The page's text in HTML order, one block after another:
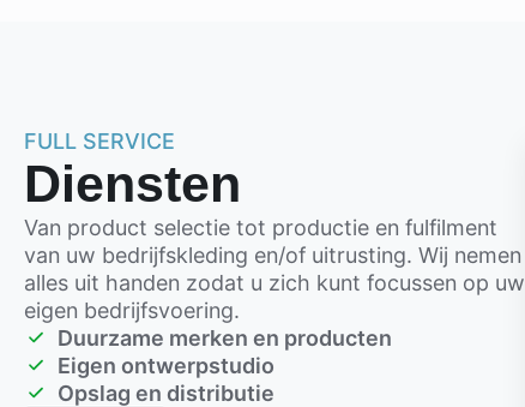
FULL SERVICE
Diensten
Van product selectie tot productie en fulfilment
van uw bedrijfskleding en/of uitrusting. Wij nemen
alles uit handen zodat u zich kunt focussen op uw
eigen bedrijfsvoering.
Duurzame merken en producten
Eigen ontwerpstudio
Opslag en distributie